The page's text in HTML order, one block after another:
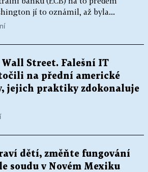
jí to oznámil, až byla...
Street. Falešní IT
na přední americké
jejich praktiky zdokonaluje
dětí, změňte fungování
soudu v Novém Mexiku